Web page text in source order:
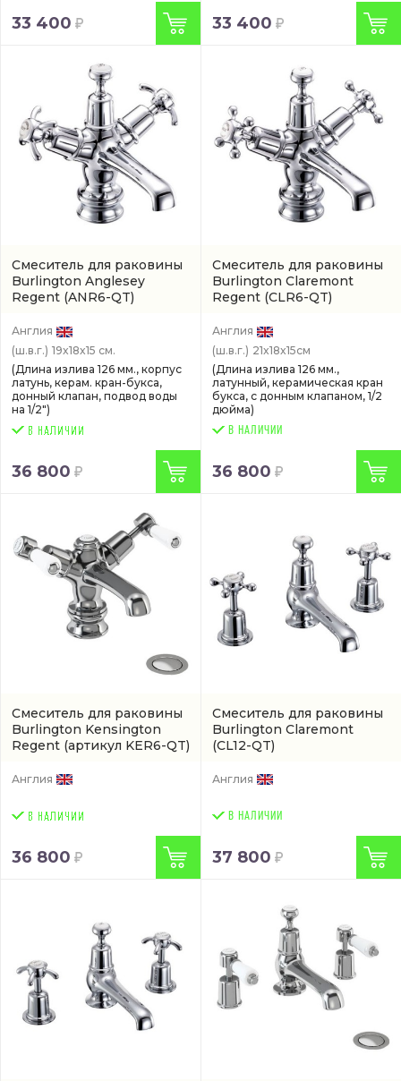
33 400 33 400
Смеситель для раковины
Burlington Anglesey
Regent (ANR6-QT)
Англия
(ш.в.г.) 19x18x15 см.
(Длина излива 126 мм., корпус
латунь, керам. кран-букса,
донный клапан, подвод воды
на 1/2")
36 800
Смеситель для раковины
Burlington Claremont
Regent (CLR6-QT)
Англия
(ш.в.г.) 21x18x15см
(Длина излива 126 мм.,
латунный, керамическая кран
букса, с донным клапаном, 1/2
дюйма)
В НАЛИЧИИ
36 800
Смеситель для раковины
Burlington Kensington
Regent (артикул KER6-QT)
Англия
36 800
Смеситель для раковины
Burlington Claremont
(CL12-QT)
Англия
В НАЛИЧИИ
37 800